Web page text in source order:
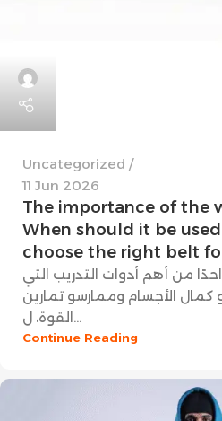
Uncategorized
11 Jun 2026
The importance of the
When should it be
choose the right belt
من أهم أدوات التدريب التي
كمال الأجسام وممارسو تمارين
القوة، ل...
Continue Reading